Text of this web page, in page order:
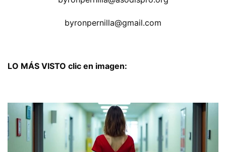
byronpernilla@gmail.com
LO MÁS VISTO clic en imagen: